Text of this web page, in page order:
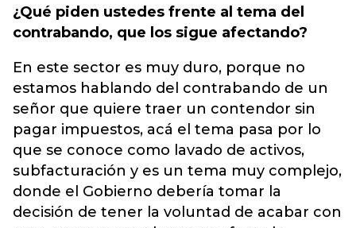
¿Qué piden ustedes frente al tema del
contrabando, que los sigue afectando?
En este sector es muy duro, porque no
estamos hablando del contrabando de un
señor que quiere traer un contendor sin
pagar impuestos, acá el tema pasa por lo
que se conoce como lavado de activos,
subfacturación y es un tema muy complejo,
donde el Gobierno debería tomar la
decisión de tener la voluntad de acabar con